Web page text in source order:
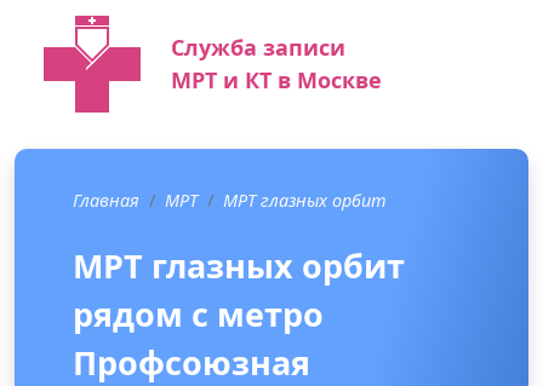
Служба записи
МРТ и КТ в Москве
Главная МРТ МРТ глазных орбит
МРТ глазных орбит
рядом с метро
Профсоюзная